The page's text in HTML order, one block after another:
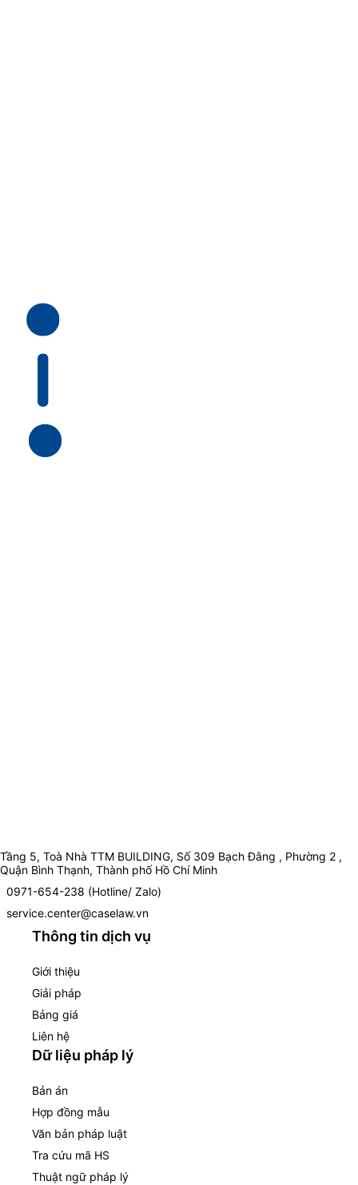
Tầng 5, Toà Nhà TTM BUILDING, Số 309 Bạch Đằng , Phường 2 ,
Quận Bình Thạnh, Thành phố Hồ Chí Minh
0971-654-238 (Hotline/ Zalo)
service.center@caselaw.vn
Thông tin dịch vụ
Giới thiệu
Giải pháp
Bảng giá
Liên hệ
Dữ liệu pháp lý
Bản án
Hợp đồng mẫu
Văn bản pháp luật
Tra cứu mã HS
Thuật ngữ pháp lý